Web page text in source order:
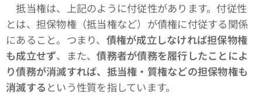
抵当権は、上記のように付従性があります。付従性
とは、担保物権（抵当権など）が債権に付従する関係
にあること。つまり、 債権が成立しなければ担保物権
も成立せず、また、債務者が債務を履行したことによ
り債務が消滅すれば、抵当権・質権などの担保物権も
消滅する という性質を指しています。